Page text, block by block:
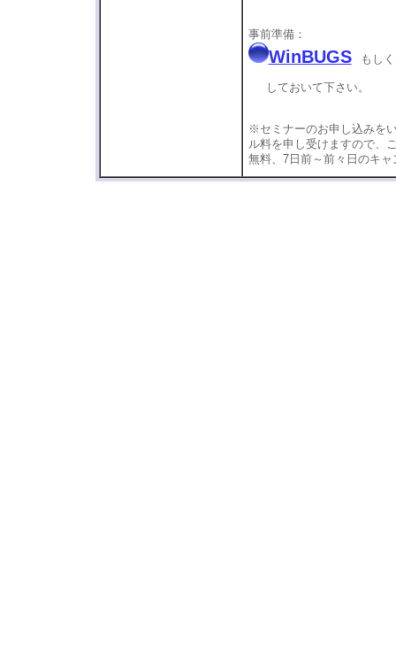
事前準備：
WinBUGS もし
しておいて下さい。
※セミナーのお申し込みを
ル料を申し受けますので、
無料、7日前～前々日のキ